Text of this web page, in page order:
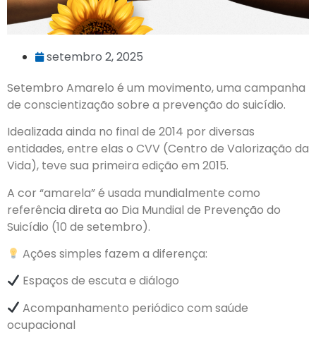
setembro 2, 2025
Setembro Amarelo é um movimento, uma campanha
de conscientização sobre a prevenção do suicídio.
Idealizada ainda no final de 2014 por diversas
entidades, entre elas o CVV (Centro de Valorização da
Vida), teve sua primeira edição em 2015.
A cor “amarela” é usada mundialmente como
referência direta ao Dia Mundial de Prevenção do
Suicídio (10 de setembro).
Ações simples fazem a diferença:
Espaços de escuta e diálogo
Acompanhamento periódico com saúde
ocupacional